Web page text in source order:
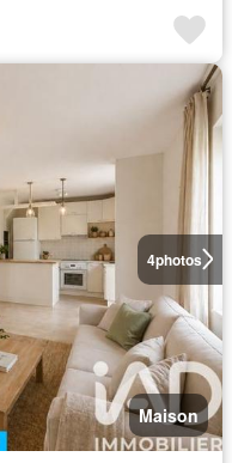
4photos
Maison